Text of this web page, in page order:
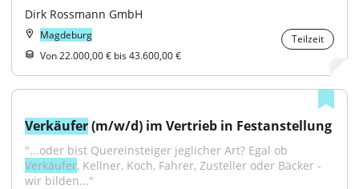
Dirk Rossmann GmbH
Magdeburg
Teilzeit
Von 22.000,00 € bis 43.600,00 €
Verkäufer (m/w/d) im Vertrieb in Festanstellung
Verkäufer, Kellner, Koch, Fahrer, Zusteller oder Bäcker -
wir bilden..."